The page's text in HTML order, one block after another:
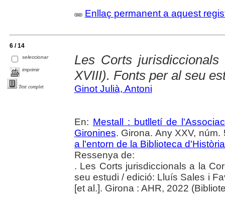
Enllaç permanent a aquest
6 / 14
seleccionar
imprimir
Text complet
Les Corts
XVIII). Fonts per al seu
Ginot Julià, Antoni
En: Mestall : butlletí de
Gironines. Girona. Any XXV,
a l'entorn de la Biblioteca
Ressenya de:
. Les Corts jurisdiccionals a la
seu estudi / edició: Lluís Sales i
[et al.]. Girona : AHR, 2022